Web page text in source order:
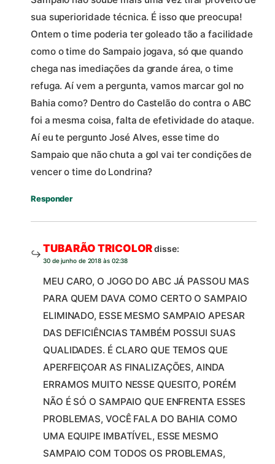
sua superioridade técnica. É isso que preocupa!
Ontem o time poderia ter goleado tão a facilidade
como o time do Sampaio jogava, só que quando
chega nas imediações da grande área, o time
refuga. Aí vem a pergunta, vamos marcar gol no
Bahia como? Dentro do Castelão do contra o ABC
foi a mesma coisa, falta de efetividade do ataque.
Aí eu te pergunto José Alves, esse time do
Sampaio que não chuta a gol vai ter condições de
vencer o time do Londrina?
Responder
TUBARÃO TRICOLORdisse:
30 de junho de 2018 às 02:38
MEU CARO, O JOGO DO ABC JÁ PASSOU MAS
PARA QUEM DAVA COMO CERTO O SAMPAIO
ELIMINADO, ESSE MESMO SAMPAIO APESAR
DAS DEFICIÊNCIAS TAMBÉM POSSUI SUAS
QUALIDADES. É CLARO QUE TEMOS QUE
APERFEIÇOAR AS FINALIZAÇÕES, AINDA
ERRAMOS MUITO NESSE QUESITO, PORÉM
NÃO É SÓ O SAMPAIO QUE ENFRENTA ESSES
PROBLEMAS, VOCÊ FALA DO BAHIA COMO
UMA EQUIPE IMBATÍVEL, ESSE MESMO
SAMPAIO COM TODOS OS PROBLEMAS,